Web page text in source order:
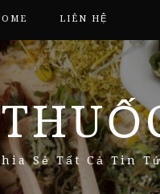
LIÊN HỆ
Sẻ Tất Cả Tin